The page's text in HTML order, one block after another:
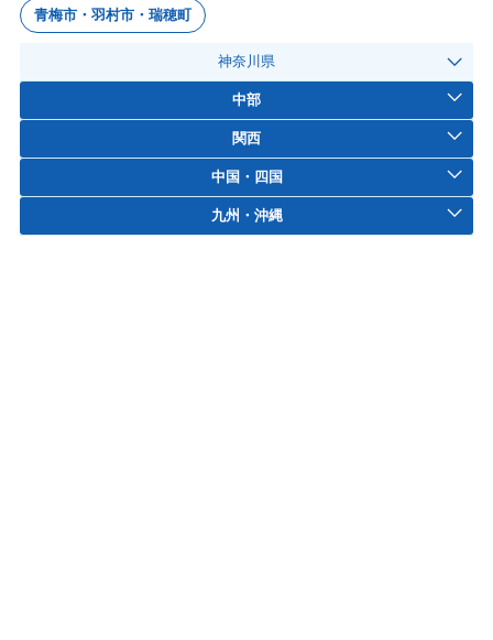
青梅市・羽村市・瑞穂町
神奈川県
中部
関西
中国・四国
九州・沖縄